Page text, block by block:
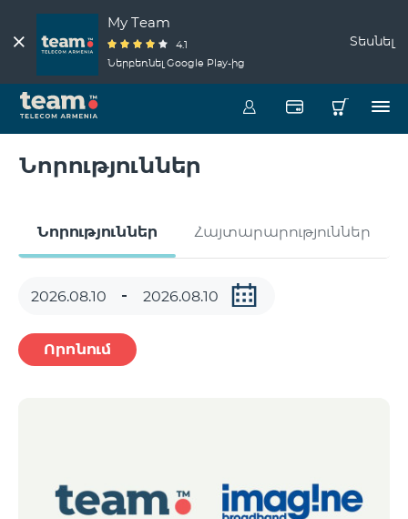
My Team
4.1
Ներբեռնել Google Play-ից
Տեսնել
Նորություններ
Նորություններ Հայտարարություններ
Որոնում